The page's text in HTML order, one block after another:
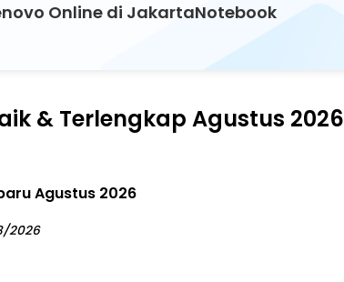
Online di JakartaNotebook
& Terlengkap Agustus 2026
Agustus 2026
2026